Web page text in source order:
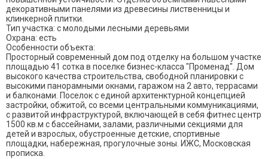
декоративными панелями из древесины лиственницы и
клинкерной плитки.
Тип участка: с молодыми лесными деревьями
Охрана: есть
Особенности объекта:
Просторный современный дом под отделку на большом участке
площадью 41 сотка в поселке бизнес-класса "Променад". Дом
высокого качества строительства, свободной планировки с
высокими панорамными окнами, гаражом на 2 авто, террасами
и балконами. Поселок с единой архитенктурной концепцией
застройки, обжитой, со всеми центральными коммуникациями,
с развитой инфраструктурой, включающей в себя фитнес центр
1500 кв.м с бассейнами, залами, различными секциями для
детей и взрослых, обустроенные детские, спортивные
площадки, набережная, прогулочные зоны. ИЖС, Московская
прописка.